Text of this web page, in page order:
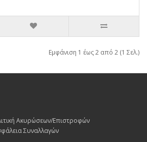
Εμφάνιση 1 έως 2 από 2 (1 Σελ.)
Ακυρώσεων/Επιστροφών
Συναλλαγών